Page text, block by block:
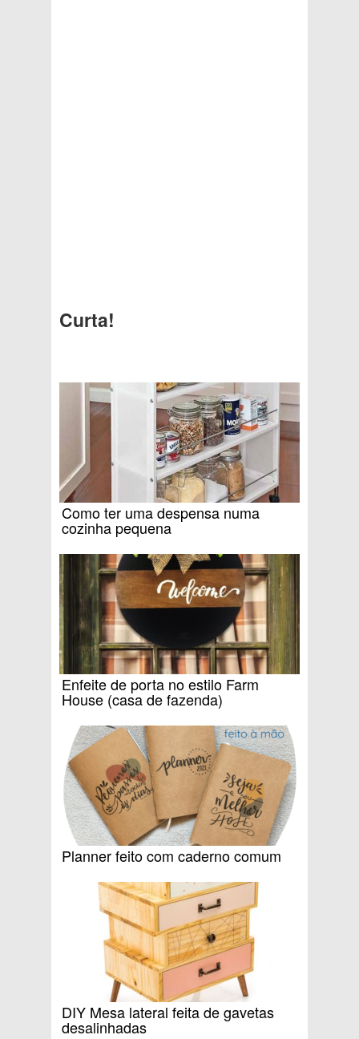
Curta!
Como ter uma despensa numa
cozinha pequena
Enfeite de porta no estilo Farm
House (casa de fazenda)
Planner feito com caderno comum
DIY Mesa lateral feita de gavetas
desalinhadas